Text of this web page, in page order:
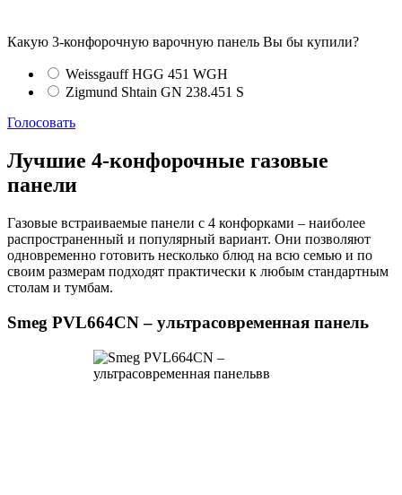
Какую 3-конфорочную варочную панель Вы бы купили?
Weissgauff HGG 451 WGH
Zigmund Shtain GN 238.451 S
Голосовать
Лучшие 4-конфорочные газовые
панели
Газовые встраиваемые панели с 4 конфорками – наиболее
распространенный и популярный вариант. Они позволяют
одновременно готовить несколько блюд на всю семью и по
своим размерам подходят практически к любым стандартным
столам и тумбам.
Smeg PVL664CN – ультрасовременная панель